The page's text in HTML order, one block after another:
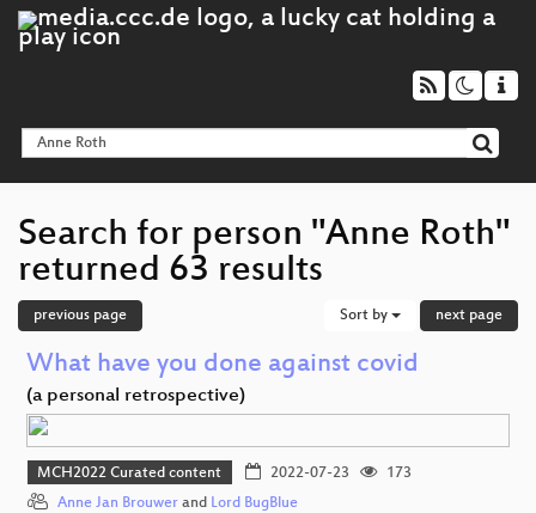
Search for person "Anne Roth"
returned 63 results
previous page Sort by next page
What have you done against covid
(a personal retrospective)
MCH2022 Curated content 2022-07-23
173
Anne Jan Brouwer and Lord BugBlue